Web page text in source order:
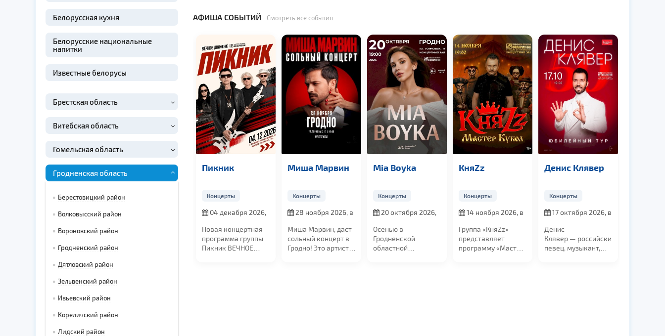
Белорусская кухня
Белорусские национальные
напитки
Известные белорусы
Брестская область
Витебская область
Гомельская область
Гродненская область
Берестовицкий район
Волковысский район
Вороновский район
Гродненский район
Дятловский район
Зельвенский район
Ивьевский район
Кореличский район
Лидский район
АФИША СОБЫТИЙ Смотреть все события
Пикник
04 декабря 2026,
Новая концертная
программа группы
Пикник ВЕЧНОЕ
Миша Марвин
28 ноября 2026, в
Миша Марвин, даст
сольный концерт в
Гродно! Это артист,
Mia Boyka
20 октября 2026,
Осенью в
Гродненской
областной
14 ноября 2026, в
Группа «КняZz»
представляет
программу «Мастер
Денис Клявер
17 октября 2026, в
Денис
Клявер — российский
певец, музыкант,
Группа
с 27.11 по
советская и
российская